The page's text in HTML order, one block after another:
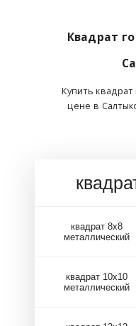
Квадрат
Купить
цене в
квадрат 8х8
металлический
квадрат 10х10
металлический